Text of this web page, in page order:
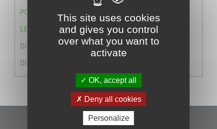
POLICE MUNICIPALE
LE CABINET DU MAIRE
DIRECTION DES RESSOURCES ET MOYENS
DIRECTION DU DEVELLOPPEMENT URBAIN DURABL
This site uses cookies
and gives you control
over what you want to
activate
OK, accept all
Deny all cookies
Personalize